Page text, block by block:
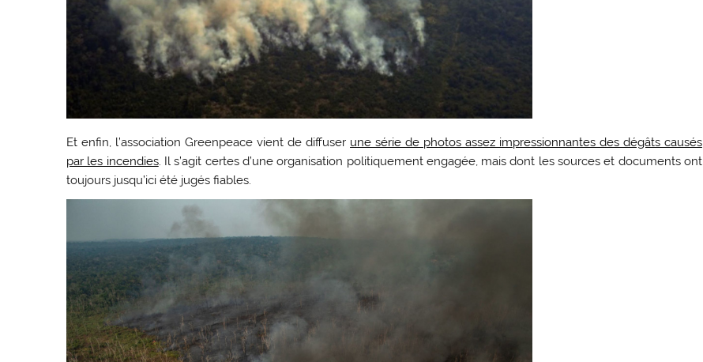
Et enfin, l’association Greenpeace vient de diffuser une série de photos assez impressionnantes des dégâts causés
par les incendies. Il s’agit certes d’une organisation politiquement engagée, mais dont les sources et documents ont
toujours jusqu’ici été jugés fiables.